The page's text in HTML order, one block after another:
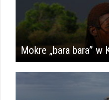
Mokre „bara bara” w